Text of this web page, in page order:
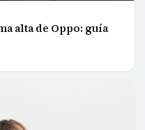
alta de Oppo: guía